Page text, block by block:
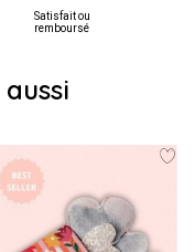
Satisfait ou
remboursé